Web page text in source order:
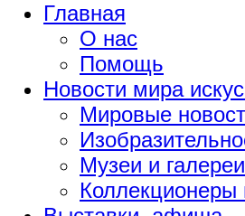
Главная
О нас
Помощь
Новости мира
Мировые
Музеи и
Коллекционеры